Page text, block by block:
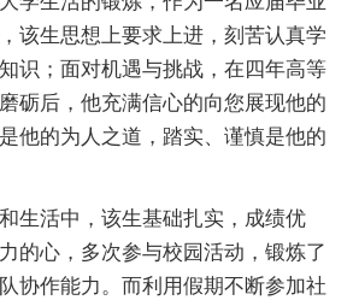
该生思想上要求上进，刻苦认真学
识；面对机遇与挑战，在四年高等
砺后，他充满信心的向您展现他的
他的为人之道，踏实、谨慎是他的
生活中，该生基础扎实，成绩优
的心，多次参与校园活动，锻炼了
协作能力。而利用假期不断参加社